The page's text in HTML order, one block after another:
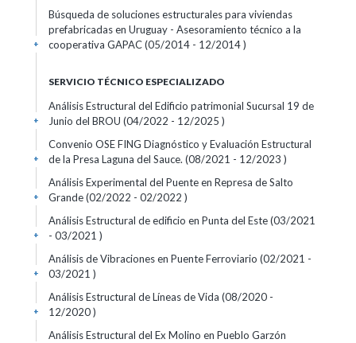
Búsqueda de soluciones estructurales para viviendas
prefabricadas en Uruguay - Asesoramiento técnico a la
cooperativa GAPAC (05/2014 - 12/2014 )
+
SERVICIO TÉCNICO ESPECIALIZADO
Análisis Estructural del Edificio patrimonial Sucursal 19 de
Junio del BROU (04/2022 - 12/2025 )
+
Convenio OSE FING Diagnóstico y Evaluación Estructural
de la Presa Laguna del Sauce. (08/2021 - 12/2023 )
+
Análisis Experimental del Puente en Represa de Salto
Grande (02/2022 - 02/2022 )
+
Análisis Estructural de edificio en Punta del Este (03/2021
- 03/2021 )
+
Análisis de Vibraciones en Puente Ferroviario (02/2021 -
03/2021 )
+
Análisis Estructural de Líneas de Vida (08/2020 -
12/2020 )
+
Análisis Estructural del Ex Molino en Pueblo Garzón